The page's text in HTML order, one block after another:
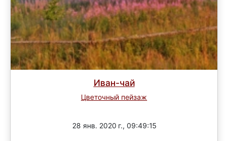
Иван-чай
Цветочный пейзаж
28 янв. 2020 г., 09:49:15